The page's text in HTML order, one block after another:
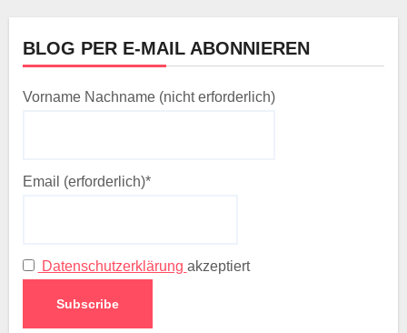
BLOG PER E-MAIL ABONNIEREN
Vorname Nachname (nicht erforderlich)
Email (erforderlich)*
Datenschutzerklärung akzeptiert